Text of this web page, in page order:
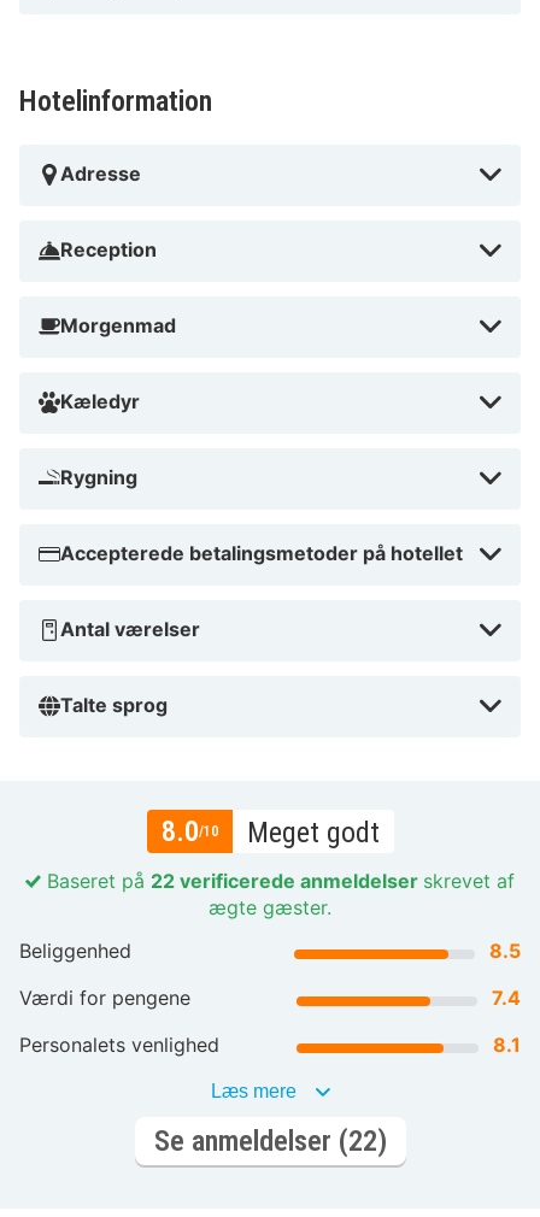
Hotelinformation
Adresse
Reception
Morgenmad
Kæledyr
Rygning
Accepterede betalingsmetoder på hotellet
Antal værelser
Talte sprog
8.0/10 Meget godt
Baseret på 22 verificerede anmeldelser skrevet af
ægte gæster.
Beliggenhed
8.5
Værdi for pengene
7.4
Personalets venlighed
8.1
Læs mere
Se anmeldelser (22)